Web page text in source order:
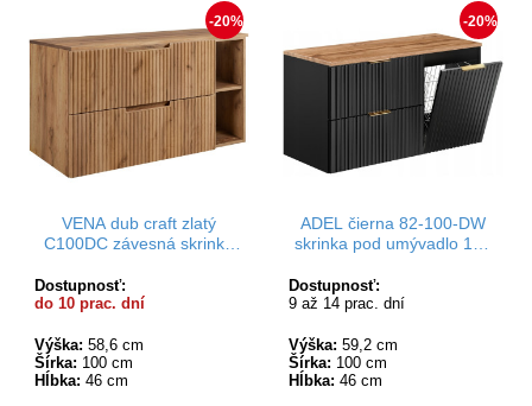
-20%
VENA dub craft zlatý
C100DC závesná skrinka
Dostupnosť:
do 10 prac. dní
Výška: 58,6 cm
Šírka: 100 cm
Hĺbka: 46 cm
-20%
ADEL čierna 82-100-DW
skrinka pod umývadlo 100
Dostupnosť:
9 až 14 prac. dní
Výška: 59,2 cm
Šírka: 100 cm
Hĺbka: 46 cm